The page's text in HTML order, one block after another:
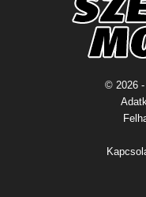
© 2026 -